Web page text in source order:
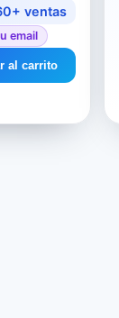
ventas
email
al carrito